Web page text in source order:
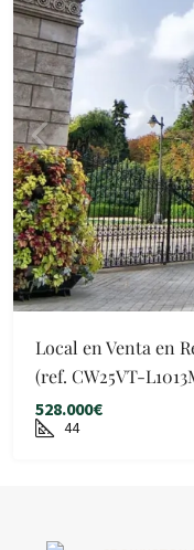
Local en Venta en
(ref. CW25VT-
528.000€
44